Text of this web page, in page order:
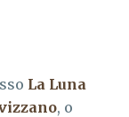
La Luna
, o